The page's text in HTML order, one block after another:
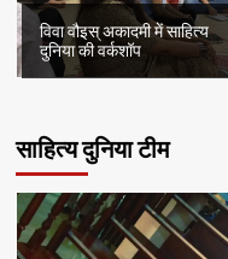
विवा वौइस् अकादमी में साहित्य
दुनिया की वर्कशॉप
साहित्य दुनिया टीम